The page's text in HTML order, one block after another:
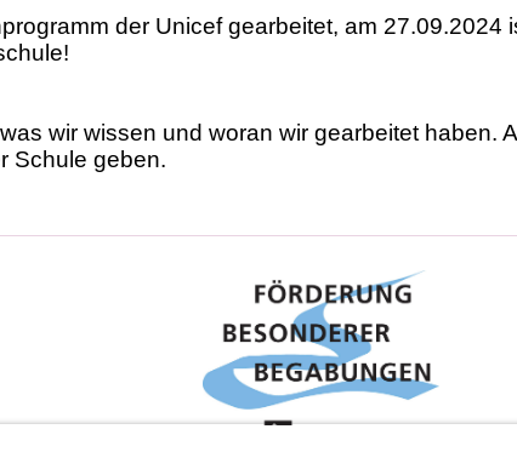
der Unicef gearbeitet, am 27.09.2024
wir wissen und woran wir gearbeitet haben.
Schule geben.